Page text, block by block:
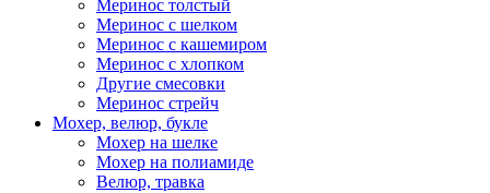
Меринос толстый
Меринос с шелком
Меринос с кашемиром
Меринос с хлопком
Другие смесовки
Меринос стрейч
Мохер, велюр, букле
Мохер на шелке
Мохер на полиамиде
Велюр, травка